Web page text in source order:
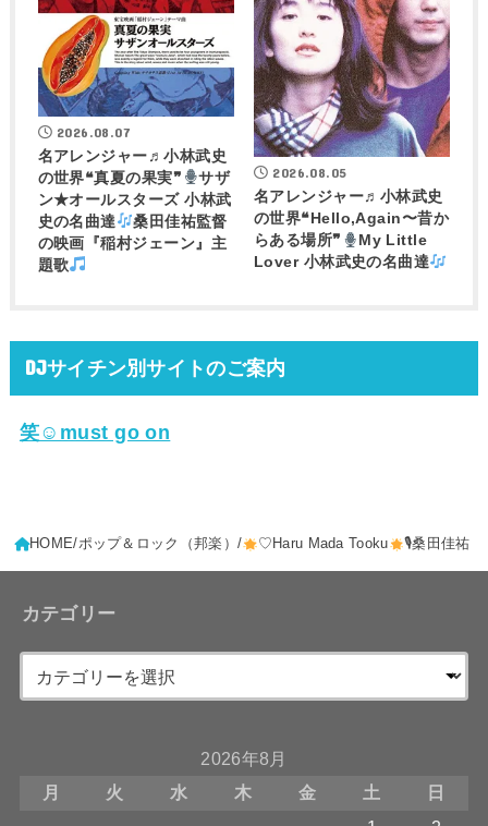
2026.08.07
名アレンジャー♬小林武史
の世界❝真夏の果実❞
サザ
ン★オールスターズ 小林武
史の名曲達
桑田佳祐監督
の映画『稲村ジェーン』主
題歌
2026.08.05
名アレンジャー♬ 小林武史
の世界❝Hello,Again〜昔か
らある場所❞
My Little
Lover 小林武史の名曲達
DJサイチン別サイトのご案内
笑☺must go on
HOME ポップ＆ロック（邦楽） ♡Haru Mada Tooku 🎙桑田佳祐
カテゴリー
2026年8月
月
火 水 木 金 土
日